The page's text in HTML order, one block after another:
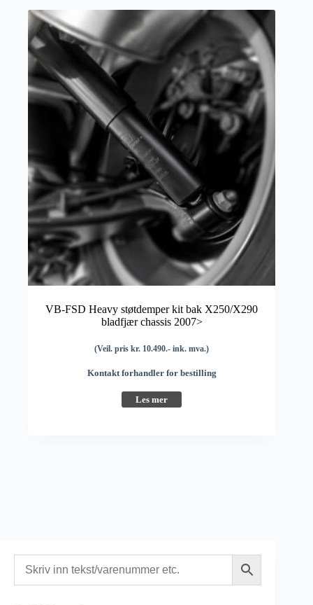
VB-FSD Heavy støtdemper kit bak X250/X290
bladfjær chassis 2007>
(Veil. pris kr. 10.490.- ink. mva.)
Kontakt forhandler for bestilling
Les mer